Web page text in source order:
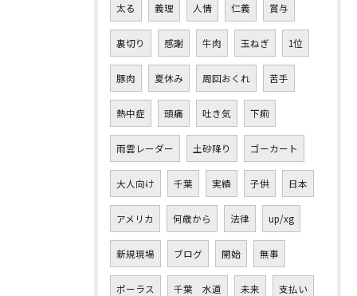
太る 義理 人情 仁義 賞与
裏切り 感謝 牛肉 玉ねぎ 1位
豚肉 夏休み 周回おくれ 苦手
熱中症 頭痛 吐き気 下痢
雨雲レーダー 土砂降り ゴーカート
大人向け 千葉 実績 子供 日本
アメリカ 何歳から 法律 up/xg
新規現場 ブログ 開始 無事
ポーラス 千葉 水道 未来 支払い